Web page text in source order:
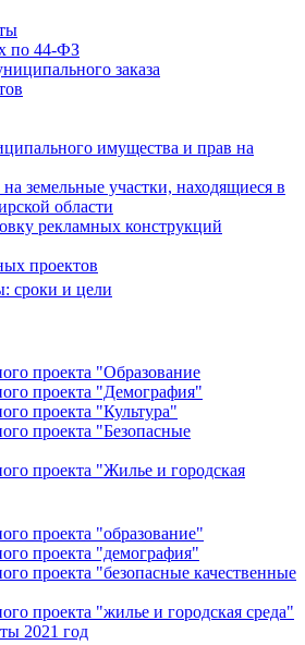
по 44-ФЗ
заказа
имущества и прав на
земельные участки, находящиеся в
области
рекламных конструкций
проектов
сроки и цели
проекта "Образование
проекта "Демография"
проекта "Культура"
проекта "Безопасные
проекта "Жилье и городская
проекта "образование"
проекта "демография"
проекта "безопасные качественные
проекта "жилье и городская среда"
2021 год